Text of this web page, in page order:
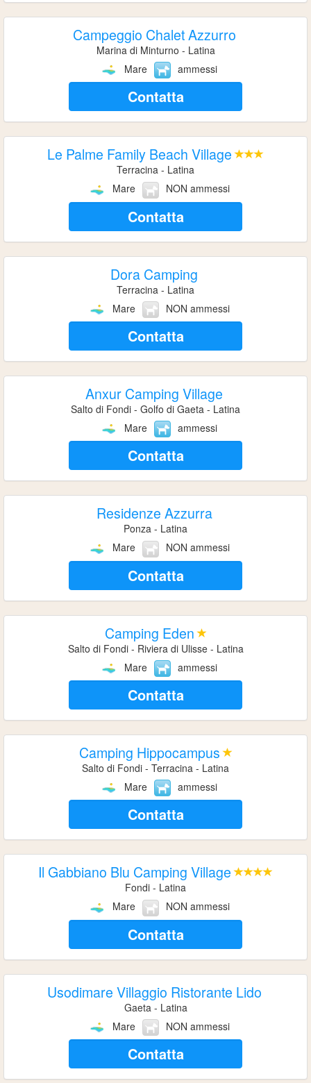
Campeggio Chalet Azzurro
Marina di Minturno - Latina
Mare
ammessi
Contatta
Le Palme Family Beach Village
Terracina - Latina
Mare
NON ammessi
Contatta
Dora Camping
Terracina - Latina
Mare
NON ammessi
Contatta
Anxur Camping Village
Salto di Fondi - Golfo di Gaeta - Latina
Mare
ammessi
Contatta
Residenze Azzurra
Ponza - Latina
Mare
NON ammessi
Contatta
Camping Eden
Salto di Fondi - Riviera di Ulisse - Latina
Mare
ammessi
Contatta
Camping Hippocampus
Salto di Fondi - Terracina - Latina
Mare
ammessi
Contatta
Il Gabbiano Blu Camping Village
Fondi - Latina
Mare
NON ammessi
Contatta
Usodimare Villaggio Ristorante Lido
Gaeta - Latina
Mare
NON ammessi
Contatta